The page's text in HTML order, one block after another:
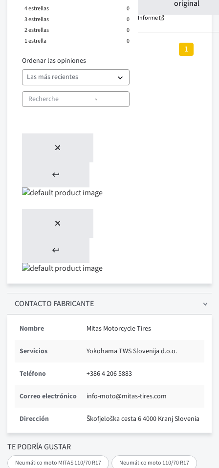
TE PODRÍA GUSTAR
Neumático moto MITAS 110/70 R17 Neumático moto 110/70 R17
4estrellas
0
3estrellas
0
2estrellas
0
1estrella 0
Ordenar las opiniones
original
Informe
1
CONTACTO FABRICANTE
Nombre Mitas Motorcycle Tires
Servicios Yokohama TWS Slovenija d.o.o.
Teléfono +386 4 206 5883
Correo electrónico info-moto@mitas-tires.com
Dirección Škofjeloška cesta 6 4000 Kranj Slovenia